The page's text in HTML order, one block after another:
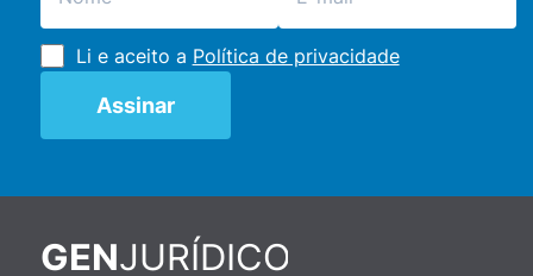
Li e aceito a Política de privacidade
GENJURÍDICO